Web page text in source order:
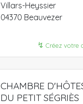
Villars-Heyssier
04370 Beauvezer
↯ Créez votre
CHAMBRE
DU PETIT SÉGRIÈS